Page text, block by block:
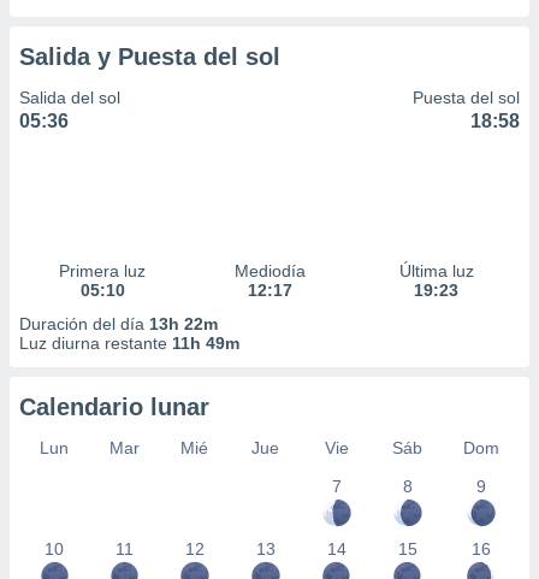
Salida y Puesta del sol
Salida del sol
05:36
Puesta del sol
18:58
Primera luz
05:10
Mediodía
12:17
Última luz
19:23
Duración del día 13h 22m
Luz diurna restante 11h 49m
Calendario lunar
Lun Mar Mié Jue Vie Sáb
Dom
7
8 9
10 11 12 13 14 15 16